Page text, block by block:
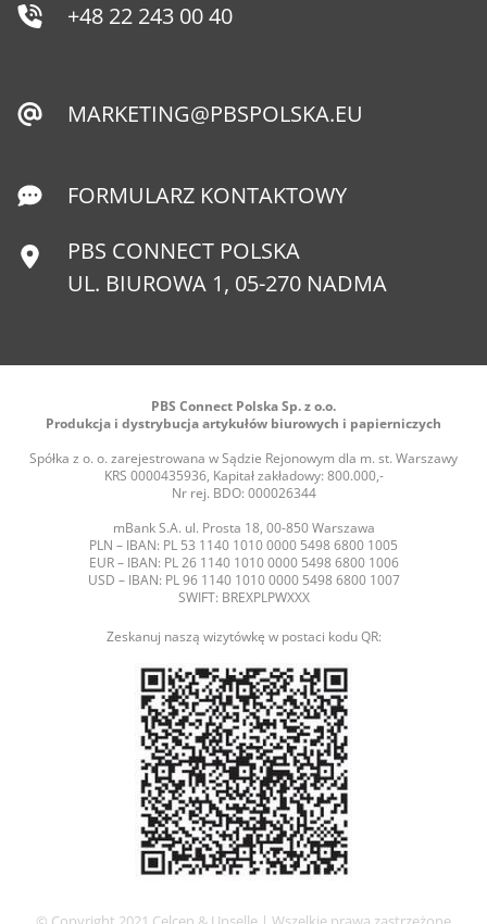
+48 22 243 00 40
MARKETING@PBSPOLSKA.EU
FORMULARZ KONTAKTOWY
PBS CONNECT POLSKA
UL. BIUROWA 1, 05-270 NADMA
PBS Connect Polska Sp. z o.o.
Produkcja i dystrybucja artykułów biurowych i papierniczych
Spółka z o. o. zarejestrowana w Sądzie Rejonowym dla m. st. Warszawy
KRS 0000435936, Kapitał zakładowy: 800.000,-
Nr rej. BDO: 000026344
mBank S.A. ul. Prosta 18, 00-850 Warszawa
PLN – IBAN: PL 53 1140 1010 0000 5498 6800 1005
EUR – IBAN: PL 26 1140 1010 0000 5498 6800 1006
USD – IBAN: PL 96 1140 1010 0000 5498 6800 1007
SWIFT: BREXPLPWXXX
Zeskanuj naszą wizytówkę w postaci kodu QR: